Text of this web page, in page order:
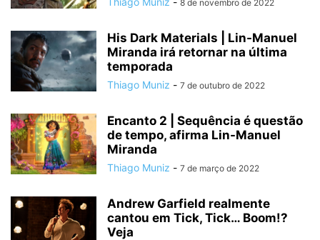
8 de novembro de 2022
His Dark Materials | Lin-Manuel
Miranda irá retornar na última
temporada
Thiago Muniz - 7 de outubro de 2022
Encanto 2 | Sequência é questão
de tempo, afirma Lin-Manuel
Miranda
Thiago Muniz - 7 de março de 2022
Andrew Garfield realmente
cantou em Tick, Tick… ​​Boom!?
Veja